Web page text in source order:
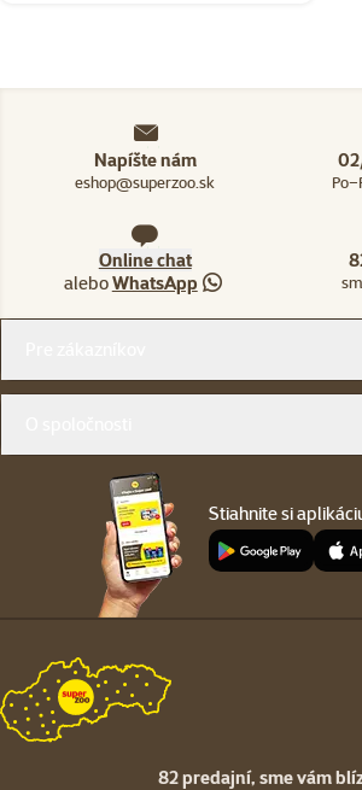
Napíšte nám
eshop@superzoo.sk
Online chat
aleboWhatsApp
Stiahnite si
82 predajní, sme vám